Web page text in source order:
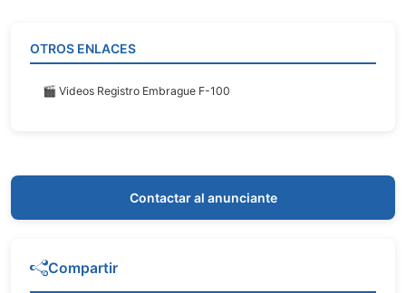
OTROS ENLACES
🎬 Videos Registro Embrague F-100
Contactar al anunciante
Compartir